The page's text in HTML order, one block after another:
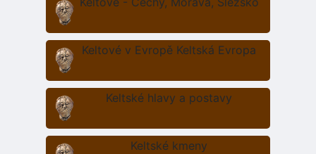
Keltové v Evropě Keltská Evropa
Keltské hlavy a postavy
Keltské kmeny